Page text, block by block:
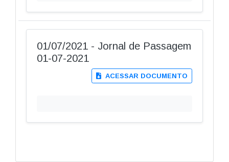
01/07/2021 - Jornal de Passagem
01-07-2021
ACESSAR DOCUMENTO